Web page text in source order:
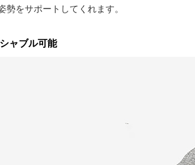
勢をサポートしてくれます。
ャブル可能